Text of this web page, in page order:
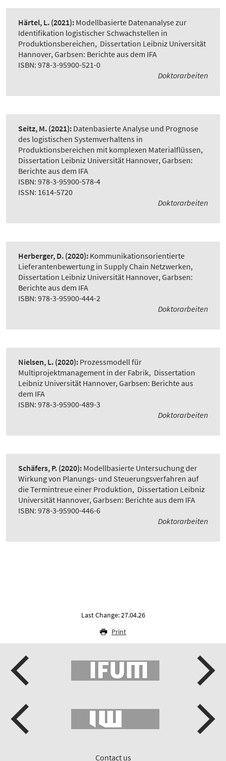
Härtel, L. (2021): Modellbasierte Datenanalyse zur
Identifikation logistischer Schwachstellen in
Produktionsbereichen, Dissertation Leibniz Universität
Hannover, Garbsen: Berichte aus dem IFA
ISBN: 978-3-95900-521-0
Doktorarbeiten
Seitz, M. (2021): Datenbasierte Analyse und Prognose
des logistischen Systemverhaltens in
Produktionsbereichen mit komplexen Materialflüssen,
Dissertation Leibniz Universität Hannover, Garbsen:
Berichte aus dem IFA
ISBN: 978-3-95900-578-4
ISSN: 1614-5720
Doktorarbeiten
Herberger, D. (2020): Kommunikationsorientierte
Lieferantenbewertung in Supply Chain Netzwerken,
Dissertation Leibniz Universität Hannover, Garbsen:
Berichte aus dem IFA
ISBN: 978-3-95900-444-2
Doktorarbeiten
Nielsen, L. (2020): Prozessmodell für
Multiprojektmanagement in der Fabrik, Dissertation
Leibniz Universität Hannover, Garbsen: Berichte aus
dem IFA
ISBN: 978-3-95900-489-3
Doktorarbeiten
Schäfers, P. (2020): Modellbasierte Untersuchung der
Wirkung von Planungs- und Steuerungsverfahren auf
die Termintreue einer Produktion, Dissertation Leibniz
Universität Hannover, Garbsen: Berichte aus dem IFA
ISBN: 978-3-95900-446-6
Doktorarbeiten
Last Change: 27.04.26
Print
Contact us